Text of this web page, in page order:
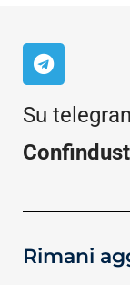
Su
Rimani